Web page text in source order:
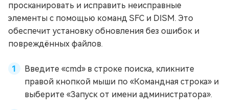
просканировать и исправить неисправные
элементы с помощью команд SFC и DISM. Это
обеспечит установку обновления без ошибок и
повреждённых файлов.
Введите «cmd» в строке поиска, кликните
правой кнопкой мыши по «Командная строка» и
выберите «Запуск от имени администратора».